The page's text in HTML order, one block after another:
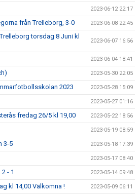
2023-06-12 22:17
från Trelleborg, 3-0 2023-06-08 22:45
Trelleborg torsdag 8 Juni kl
2023-06-07 16:56
2023-06-04 18:41
2023-05-30 22:05
2023 2023-05-28 15:09
2023-05-27 01:16
fredag 26/5 kl 19,00 2023-05-22 18:56
2023-05-19 08:59
3-5 2023-05-18 17:39
2023-05-17 08:40
- 1 2023-05-14 09:48
kl 14,00 Välkomna ! 2023-05-09 06:11